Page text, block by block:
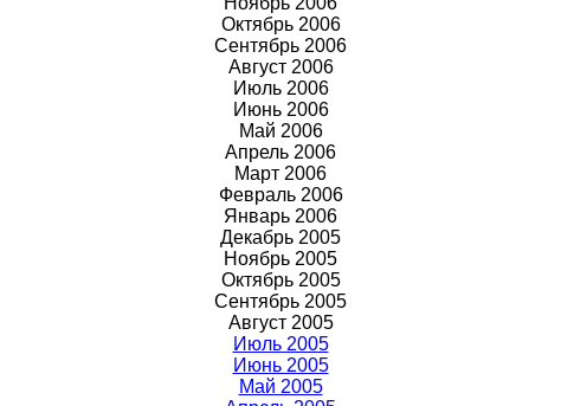
Октябрь 2006
Сентябрь 2006
Август 2006
Июль 2006
Июнь 2006
Май 2006
Апрель 2006
Март 2006
Февраль 2006
Январь 2006
Декабрь 2005
Ноябрь 2005
Октябрь 2005
Сентябрь 2005
Август 2005
Июль 2005
Июнь 2005
Май 2005